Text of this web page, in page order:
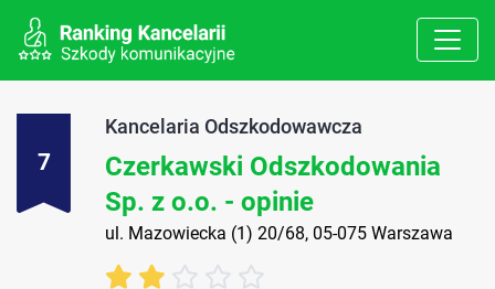
7
Kancelaria Odszkodowawcza
Czerkawski Odszkodowania
Sp. z o.o. - opinie
ul. Mazowiecka (1) 20/68, 05-075 Warszawa